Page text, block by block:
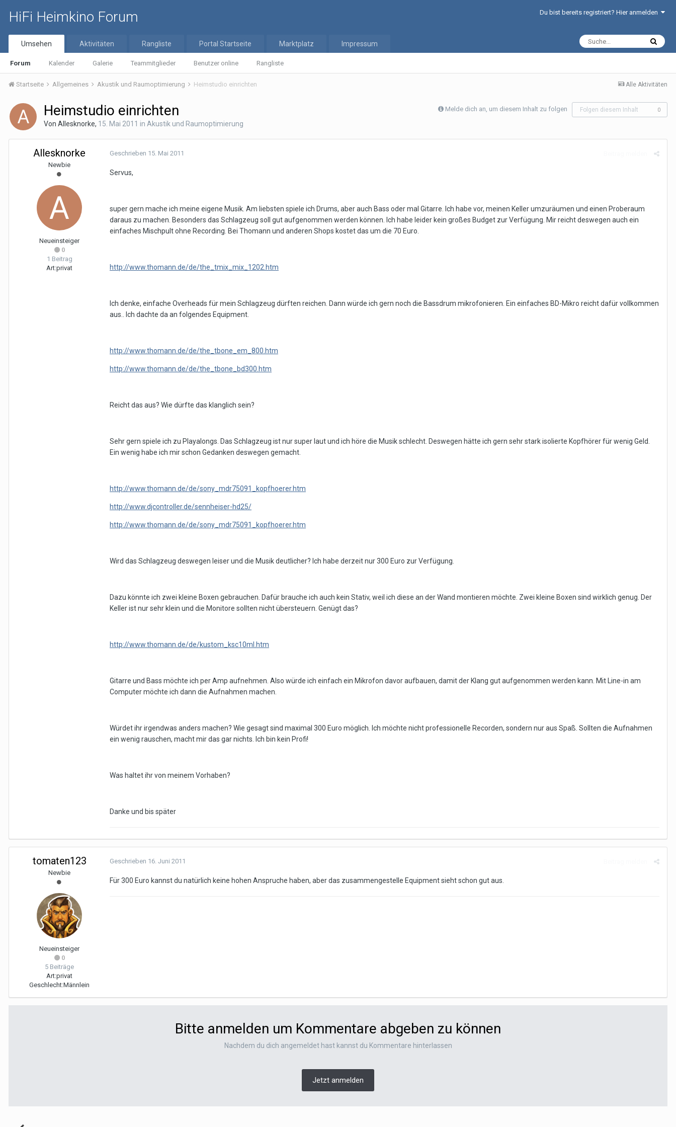
HiFi Heimkino Forum Du bist bereits registriert? Hier anmelden
Umsehen
Forum Kalender Galerie Teammitglieder Benutzer online Rangliste
Aktivitäten Rangliste Portal Startseite Marktplatz Impressum
Alle Aktivitäten
Startseite Allgemeines Akustik und Raumoptimierung Heimstudio einrichten
Melde dich an, um diesem Inhalt zu folgen Folgen diesem Inhalt 0
Heimstudio einrichten
Von Allesknorke, 15. Mai 2011 in Akustik und Raumoptimierung
Allesknorke
Newbie
Neueinsteiger
0
1 Beitrag
Art:privat
Geschrieben 15. Mai 2011
Servus,
super gern mache ich meine eigene Musik. Am liebsten spiele ich Drums, aber auch Bass oder mal Gitarre. Ich habe vor, meinen Keller umzuräumen und einen Proberaum
daraus zu machen. Besonders das Schlagzeug soll gut aufgenommen werden können. Ich habe leider kein großes Budget zur Verfügung. Mir reicht deswegen auch ein
einfaches Mischpult ohne Recording. Bei Thomann und anderen Shops kostet das um die 70 Euro.
http://www.thomann.de/de/the_tmix_mix_1202.htm
Ich denke, einfache Overheads für mein Schlagzeug dürften reichen. Dann würde ich gern noch die Bassdrum mikrofonieren. Ein einfaches BD-Mikro reicht dafür vollkommen
aus.. Ich dachte da an folgendes Equipment.
http://www.thomann.de/de/the_tbone_em_800.htm
http://www.thomann.de/de/the_tbone_bd300.htm
Reicht das aus? Wie dürfte das klanglich sein?
Sehr gern spiele ich zu Playalongs. Das Schlagzeug ist nur super laut und ich höre die Musik schlecht. Deswegen hätte ich gern sehr stark isolierte Kopfhörer für wenig Geld.
Ein wenig habe ich mir schon Gedanken deswegen gemacht.
http://www.thomann.de/de/sony_mdr75091_kopfhoerer.htm
http://www.djcontroller.de/sennheiser-hd25/
http://www.thomann.de/de/sony_mdr75091_kopfhoerer.htm
Wird das Schlagzeug deswegen leiser und die Musik deutlicher? Ich habe derzeit nur 300 Euro zur Verfügung.
Dazu könnte ich zwei kleine Boxen gebrauchen. Dafür brauche ich auch kein Stativ, weil ich diese an der Wand montieren möchte. Zwei kleine Boxen sind wirklich genug. Der
Keller ist nur sehr klein und die Monitore sollten nicht übersteuern. Genügt das?
http://www.thomann.de/de/kustom_ksc10ml.htm
Gitarre und Bass möchte ich per Amp aufnehmen. Also würde ich einfach ein Mikrofon davor aufbauen, damit der Klang gut aufgenommen werden kann. Mit Line-in am
Computer möchte ich dann die Aufnahmen machen.
Würdet ihr irgendwas anders machen? Wie gesagt sind maximal 300 Euro möglich. Ich möchte nicht professionelle Recorden, sondern nur aus Spaß. Sollten die Aufnahmen
ein wenig rauschen, macht mir das gar nichts. Ich bin kein Profi!
Was haltet ihr von meinem Vorhaben?
Danke und bis später
tomaten123
Newbie
Neueinsteiger
0
5 Beiträge
Art:privat
Geschlecht:Männlein
Geschrieben 16. Juni 2011
Für 300 Euro kannst du natürlich keine hohen Anspruche haben, aber das zusammengestelle Equipment sieht schon gut aus.
Bitte anmelden um Kommentare abgeben zu können
Nachdem du dich angemeldet hast kannst du Kommentare hinterlassen
Jetzt anmelden